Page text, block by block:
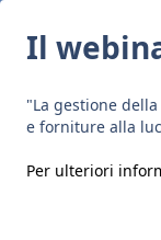
Il
"La gestione
e forniture alla
Per ulteriori